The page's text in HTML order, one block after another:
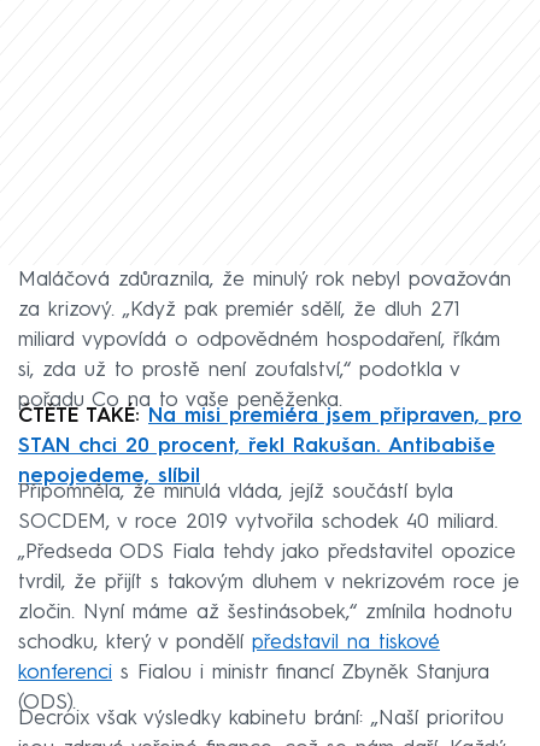
Maláčová zdůraznila, že minulý rok nebyl považován
za krizový. „Když pak premiér sdělí, že dluh 271
miliard vypovídá o odpovědném hospodaření, říkám
si, zda už to prostě není zoufalství,“ podotkla v
pořadu Co na to vaše peněženka.
ČTĚTE TAKÉ:
Na misi premiéra jsem připraven, pro
STAN chci 20 procent, řekl Rakušan. Antibabiše
nepojedeme, slíbil
Připomněla, že minulá vláda, jejíž součástí byla
SOCDEM, v roce 2019 vytvořila schodek 40 miliard.
„Předseda ODS Fiala tehdy jako představitel opozice
tvrdil, že přijít s takovým dluhem v nekrizovém roce je
zločin. Nyní máme až šestinásobek,“ zmínila hodnotu
schodku, který v pondělí představil na tiskové
konferenci s Fialou i ministr financí Zbyněk Stanjura
(ODS).
Decroix však výsledky kabinetu brání: „Naší prioritou